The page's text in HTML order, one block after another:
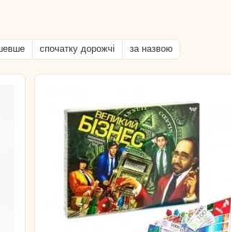
спочатку дорожчі за назвою